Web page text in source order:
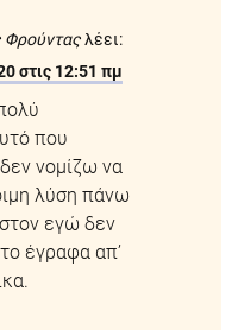
Φρούνταςλέει:
στις 12:51 πμ
που
νομίζω να
λύση πάνω
εγώ δεν
έγραφα απ’